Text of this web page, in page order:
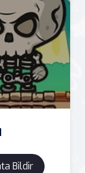
Bildir